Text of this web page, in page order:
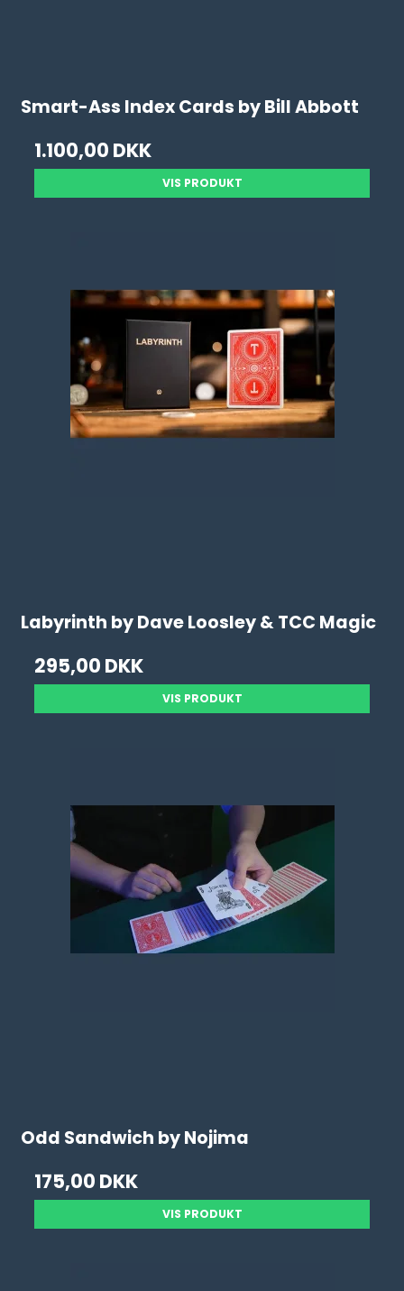
Smart-Ass Index Cards by Bill Abbott
1.100,00 DKK
VIS PRODUKT
Labyrinth by Dave Loosley & TCC Magic
295,00 DKK
VIS PRODUKT
Odd Sandwich by Nojima
175,00 DKK
VIS PRODUKT